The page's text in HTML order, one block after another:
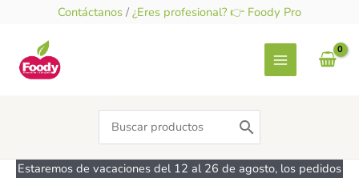
contenido
Contáctanos / ¿Eres profesional? 👉 Foody Pro
Search
for:
Estaremos de vacaciones del 12 al 26 de agosto, los pedidos